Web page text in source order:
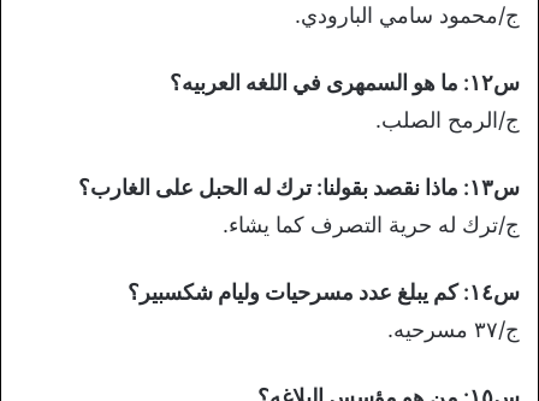
ج/محمود سامي البارودي.
س١٢: ما هو السمهرى في اللغه العربيه؟
ج/الرمح الصلب.
س١٣: ماذا نقصد بقولنا: ترك له الحبل على الغارب؟
ج/ترك له حرية التصرف كما يشاء.
س١٤: كم يبلغ عدد مسرحيات وليام شكسبير؟
ج/٣٧ مسرحيه.